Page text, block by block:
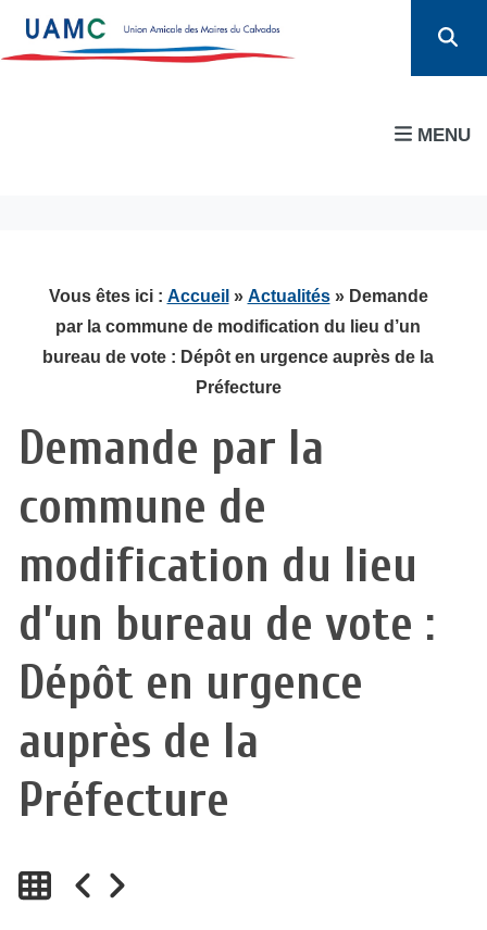
MENU
Vous êtes ici : Accueil » Actualités» Demande
par la commune de modification du lieu d’un
bureau de vote : Dépôt en urgence auprès de la
Préfecture
Demande par la
commune de
modification du lieu
d’un bureau de vote :
Dépôt en urgence
auprès de la
Préfecture